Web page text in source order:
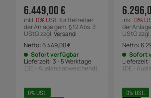
6.449,00 €
inkl. 0% USt.für Betreiber
der Anlage gem. § 12 Abs. 3
UStG zzgl.Versand
Netto: 6.449,00€
Sofort verfügbar
Lieferzeit:3 - 5 Werktage
(DE - Ausland abweichend)
inkl. 0%
der
UStG zzgl.
Netto:
Sofort
Lieferzeit:
(DE -
0% USt.
0% USt.